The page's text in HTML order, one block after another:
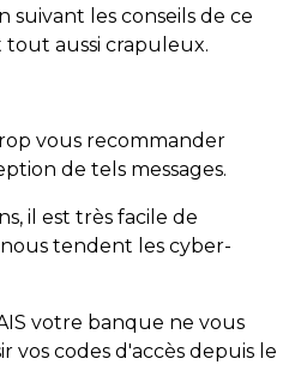
suivant les conseils de ce
aussi crapuleux.
vous recommander
de tels messages.
il est très facile de
tendent les cyber-
votre banque ne vous
vos codes d'accès depuis le